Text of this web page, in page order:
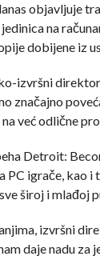
objavljuje
na
dobijene iz
izvršni
značajno
već odlične
Detroit:
PC igrače, kao
široj i mlađoj
izvršni
daje nadu za